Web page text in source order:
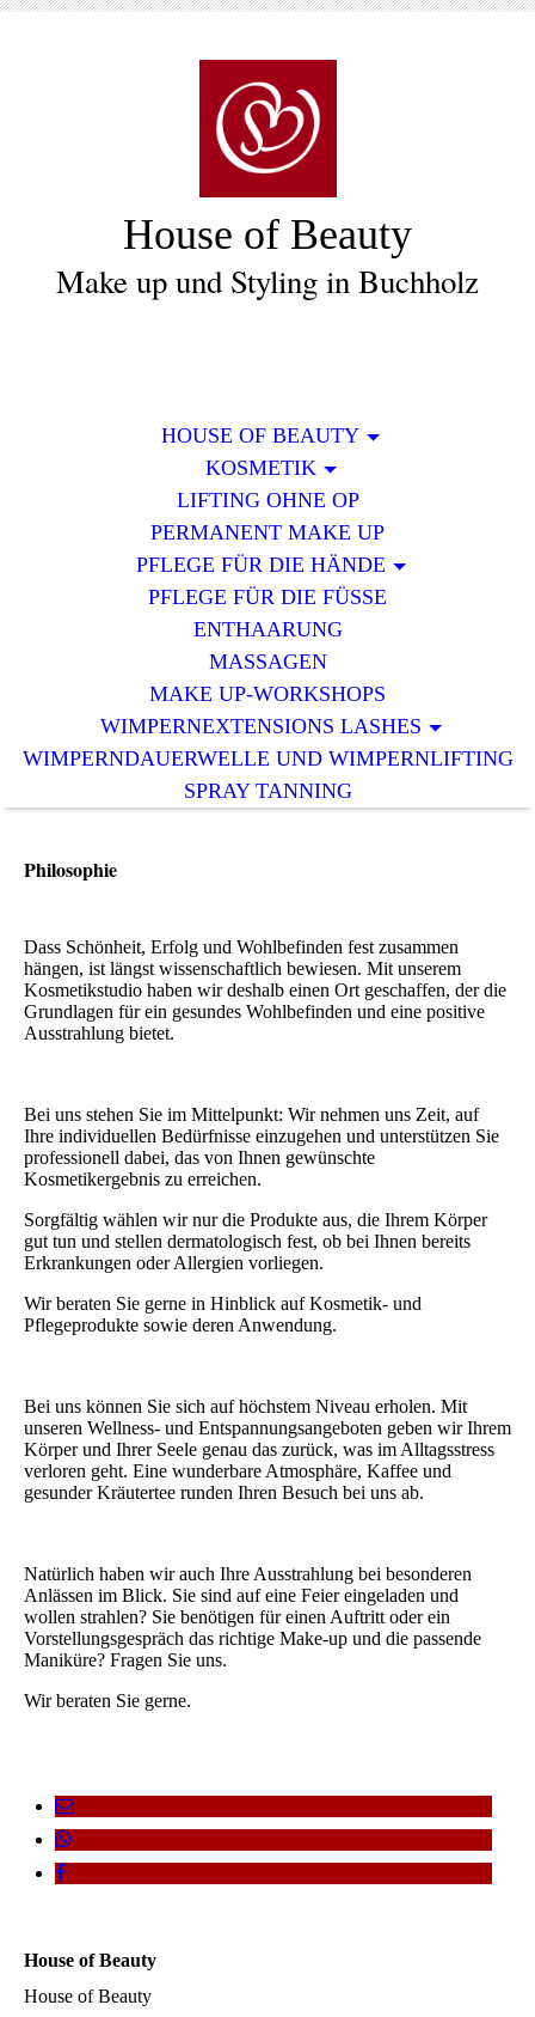
House of Beauty
Make up und Styling in Buchholz
HOUSE OF BEAUTY
KOSMETIK
LIFTING OHNE OP
PERMANENT MAKE UP
PFLEGE FÜR DIE HÄNDE
PFLEGE FÜR DIE FÜSSE
ENTHAARUNG
MASSAGEN
MAKE UP-WORKSHOPS
WIMPERNEXTENSIONS LASHES
WIMPERNDAUERWELLE UND WIMPERNLIFTING
SPRAY TANNING
Philosophie
Dass Schönheit, Erfolg und Wohlbefinden fest zusammen
hängen, ist längst wissenschaftlich bewiesen. Mit unserem
Kosmetikstudio haben wir deshalb einen Ort geschaffen, der die
Grundlagen für ein gesundes Wohlbefinden und eine positive
Ausstrahlung bietet.
Bei uns stehen Sie im Mittelpunkt: Wir nehmen uns Zeit, auf
Ihre individuellen Bedürfnisse einzugehen und unterstützen Sie
professionell dabei, das von Ihnen gewünschte
Kosmetikergebnis zu erreichen.
Sorgfältig wählen wir nur die Produkte aus, die Ihrem Körper
gut tun und stellen dermatologisch fest, ob bei Ihnen bereits
Erkrankungen oder Allergien vorliegen.
Wir beraten Sie gerne in Hinblick auf Kosmetik- und
Pflegeprodukte sowie deren Anwendung.
Bei uns können Sie sich auf höchstem Niveau erholen. Mit
unseren Wellness- und Entspannungsangeboten geben wir Ihrem
Körper und Ihrer Seele genau das zurück, was im Alltagsstress
verloren geht. Eine wunderbare Atmosphäre, Kaffee und
gesunder Kräutertee runden Ihren Besuch bei uns ab.
Natürlich haben wir auch Ihre Ausstrahlung bei besonderen
Anlässen im Blick. Sie sind auf eine Feier eingeladen und
wollen strahlen? Sie benötigen für einen Auftritt oder ein
Vorstellungsgespräch das richtige Make-up und die passende
Maniküre? Fragen Sie uns.
Wir beraten Sie gerne.
House of Beauty
House of Beauty